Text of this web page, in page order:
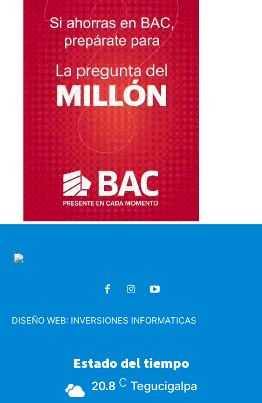
DISEÑO WEB: INVERSIONES INFORMATICAS
Estado del tiempo
20.8 C Tegucigalpa